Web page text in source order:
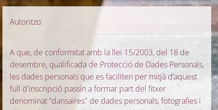
Autoritzo:
A que, de conformitat amb la llei 15/2003, del 18 de
desembre, qualificada de Protecció de Dades Personals,
les dades personals que es faciliten per mitjà d’aquest
full d'inscripció passin a formar part del fitxer
denominat “dansaires" de dades personals, fotografies i